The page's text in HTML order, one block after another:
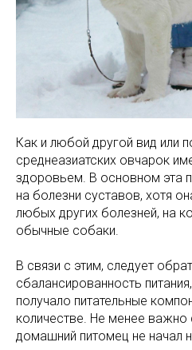
Как и любой другой вид или
среднеазиатских овчарок
здоровьем. В основном эта
на болезни суставов, хотя
любых других болезней, на
обычные собаки.
В связи с этим, следует
сбалансированность
получало питательные
количестве. Не менее важно
домашний питомец не начал